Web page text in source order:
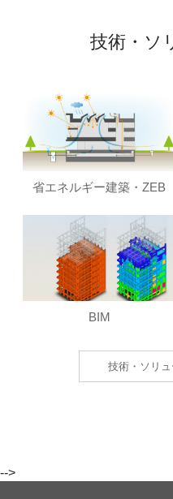
技術・ ソ
省エネルギー建築・ZEB
BIM
技術・ ソリ
-->